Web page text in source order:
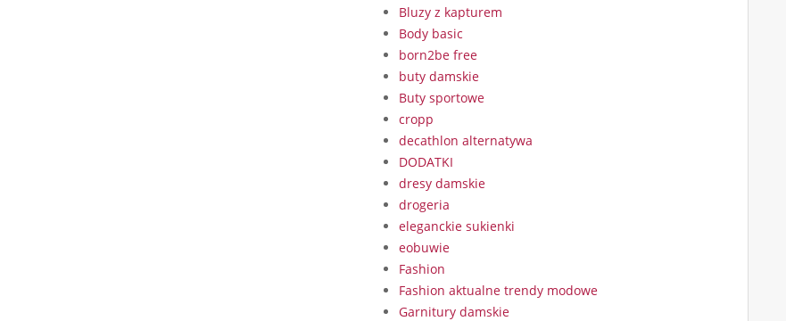
Bluzy z kapturem
Body basic
born2be free
buty damskie
Buty sportowe
cropp
decathlon alternatywa
DODATKI
dresy damskie
drogeria
eleganckie sukienki
eobuwie
Fashion
Fashion aktualne trendy modowe
Garnitury damskie